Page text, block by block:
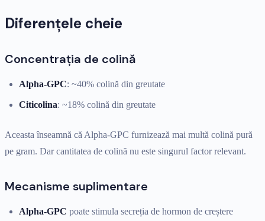
Diferențele cheie
Concentrația de colină
Alpha-GPC: ~40% colină din greutate
Citicolina: ~18% colină din greutate
Aceasta înseamnă că Alpha-GPC furnizează mai multă colină pură
pe gram. Dar cantitatea de colină nu este singurul factor relevant.
Mecanisme suplimentare
Alpha-GPC poate stimula secreția de hormon de creștere